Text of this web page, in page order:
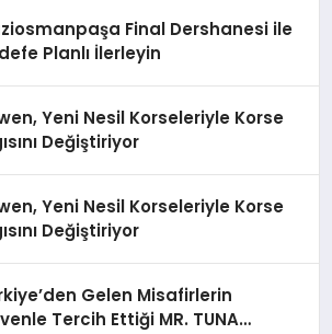
Final Dershanesi ile
Planlı İlerleyin
Yeni Nesil Korseleriyle Korse
Değiştiriyor
Yeni Nesil Korseleriyle Korse
Değiştiriyor
Gelen Misafirlerin
Tercih Ettiği MR. TUNA